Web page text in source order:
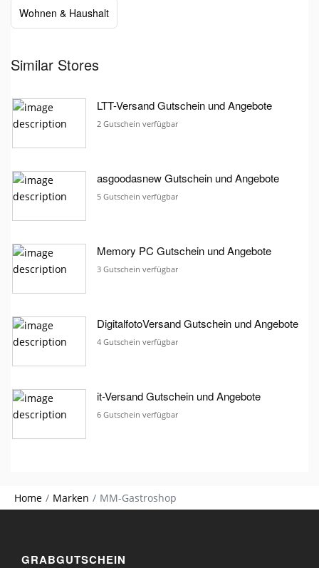
Wohnen & Haushalt
Similar Stores
LTT-Versand Gutschein und Angebote
2 Gutschein verfügbar
asgoodasnew Gutschein und Angebote
5 Gutschein verfügbar
Memory PC Gutschein und Angebote
3 Gutschein verfügbar
DigitalfotoVersand Gutschein und Angebote
4 Gutschein verfügbar
it-Versand Gutschein und Angebote
6 Gutschein verfügbar
Home Marken MM-Gastroshop
GRABGUTSCHEIN